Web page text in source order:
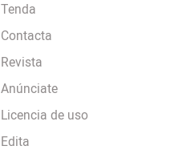
Tenda
Contacta
Revista
Anúnciate
Licencia de uso
Edita